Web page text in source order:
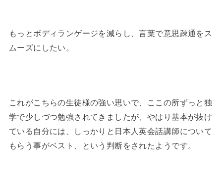
もっとボディランゲージを減らし、言葉で意思疎通をス
ムーズにしたい。
これがこちらの生徒様の強い思いで、ここの所ずっと独
学で少しづつ勉強されてきましたが、やはり基本が抜け
ている自分には、しっかりと日本人英会話講師について
もらう事がベスト、という判断をされたようです。